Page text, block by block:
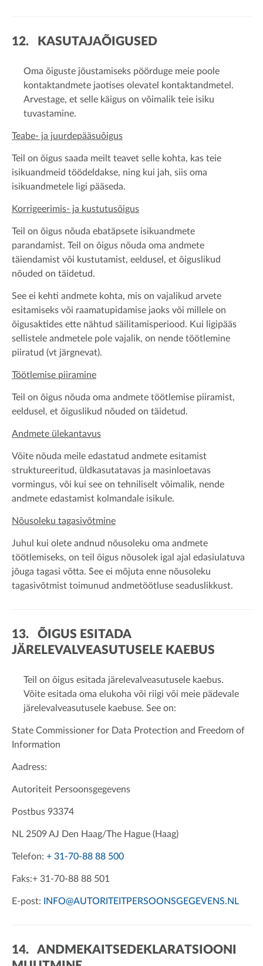
12. KASUTAJAÕIGUSED
Oma õiguste jõustamiseks pöörduge meie poole
kontaktandmete jaotises olevatel kontaktandmetel.
Arvestage, et selle käigus on võimalik teie isiku
tuvastamine.
Teabe- ja juurdepääsuõigus
Teil on õigus saada meilt teavet selle kohta, kas teie
isikuandmeid töödeldakse, ning kui jah, siis oma
isikuandmetele ligi pääseda.
Korrigeerimis- ja kustutusõigus
Teil on õigus nõuda ebatäpsete isikuandmete
parandamist. Teil on õigus nõuda oma andmete
täiendamist või kustutamist, eeldusel, et õiguslikud
nõuded on täidetud.
See ei kehti andmete kohta, mis on vajalikud arvete
esitamiseks või raamatupidamise jaoks või millele on
õigusaktides ette nähtud säilitamisperiood. Kui ligipääs
sellistele andmetele pole vajalik, on nende töötlemine
piiratud (vt järgnevat).
Töötlemise piiramine
Teil on õigus nõuda oma andmete töötlemise piiramist,
eeldusel, et õiguslikud nõuded on täidetud.
Andmete ülekantavus
Võite nõuda meile edastatud andmete esitamist
struktureeritud, üldkasutatavas ja masinloetavas
vormingus, või kui see on tehniliselt võimalik, nende
andmete edastamist kolmandale isikule.
Nõusoleku tagasivõtmine
Juhul kui olete andnud nõusoleku oma andmete
töötlemiseks, on teil õigus nõusolek igal ajal edasiulatuva
jõuga tagasi võtta. See ei mõjuta enne nõusoleku
tagasivõtmist toimunud andmetöötluse seaduslikkust.
13. ÕIGUS ESITADA
JÄRELEVALVEASUTUSELE KAEBUS
Teil on õigus esitada järelevalveasutusele kaebus.
Võite esitada oma elukoha või riigi või meie pädevale
järelevalveasutusele kaebuse. See on:
State Commissioner for Data Protection and Freedom of
Information
Aadress:
Autoriteit Persoonsgegevens
Postbus 93374
NL 2509 AJ Den Haag/The Hague (Haag)
Telefon: + 31-70-88 88 500
Faks:+ 31-70-88 88 501
E-post: INFO@AUTORITEITPERSOONSGEGEVENS.NL
14. ANDMEKAITSEDEKLARATSIOONI